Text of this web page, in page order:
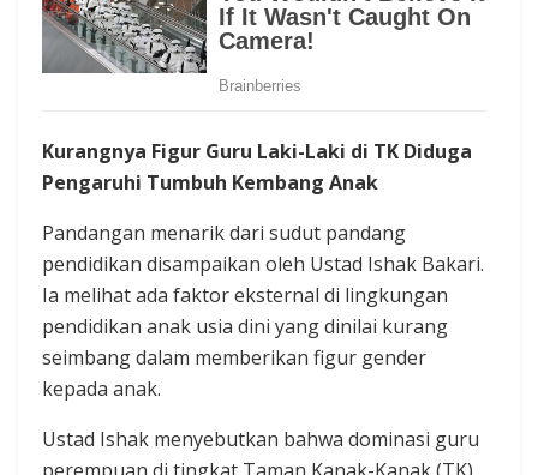
Kurangnya Figur Guru Laki-Laki di TK Diduga
Pengaruhi Tumbuh Kembang Anak
Pandangan menarik dari sudut pandang
pendidikan disampaikan oleh Ustad Ishak Bakari.
Ia melihat ada faktor eksternal di lingkungan
pendidikan anak usia dini yang dinilai kurang
seimbang dalam memberikan figur gender
kepada anak.
Ustad Ishak menyebutkan bahwa dominasi guru